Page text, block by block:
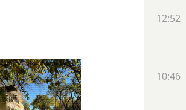
12:52
10:46